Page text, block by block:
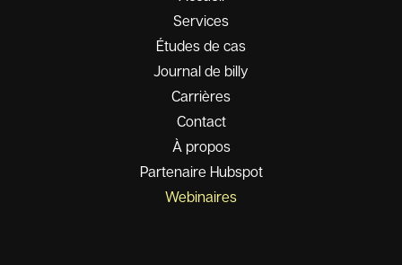
Services
Études de cas
Journal de billy
Carrières
Contact
À propos
Partenaire Hubspot
Webinaires